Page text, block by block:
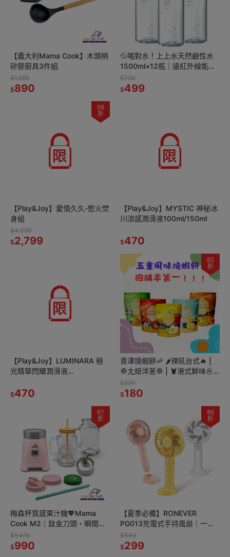
【義大利Mama Cook】木頭柄
矽膠廚具3件組
$1,280
$890
💦喝對水！上上水天然鹼性水
1500ml×12瓶｜遠紅外線能量
水・大瓶家庭號
$720
$499
68
折
【Play&Joy】愛情久久-慾火焚
身組
$4,099
$2,799
【Play&Joy】MYSTIC 神秘冰
川涼感潤滑液100ml/150ml
$470
【Play&Joy】LUMINARA 極
光精華閃耀潤滑液
$470
82
折
青澤燒蝦餅🦐 🌶️辣吼台式🔥 |
🧅尢妞洋蔥🧅 | 🦞港式鮮味🍜 |
🥚鹹蛋黃🍤 | 🍢串烤醬味🍡
$220
$180
67
折
梅森杯質感果汁機💖Mama
Cook M2｜鈦金刀頭・瞬間碎
冰・一鍵好操作
$1,470
$990
86
折
【夏季必備】RONEVER
PG013充電式手持風扇｜一鍵
三段風速・手機架兩用💡
$349
$299